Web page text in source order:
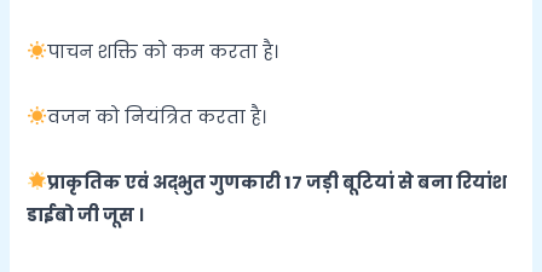
पाचन शक्ति को कम करता है।
वजन को नियंत्रित करता है।
प्राकृतिक एवं अद्भुत गुणकारी 17 जड़ी बूटियां से बना रियांश
डाईबो जी जूस ।